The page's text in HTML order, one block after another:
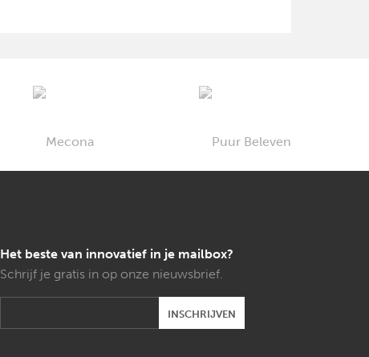
Het beste van innovatief in je mailbox?
Schrijf je gratis in op onze nieuwsbrief.